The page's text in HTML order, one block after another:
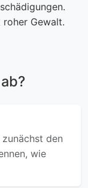
Gewalt.
den
wie